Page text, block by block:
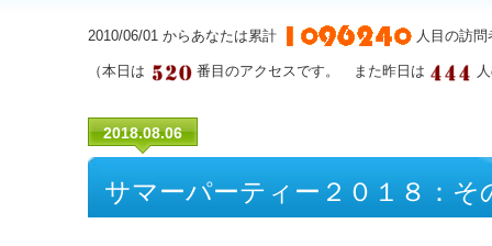
2010/06/01 からあなたは累計 人目の訪
（本日は 番目のアクセスです。 また昨日は
2018.08.06
サマーパーティー２０１８：